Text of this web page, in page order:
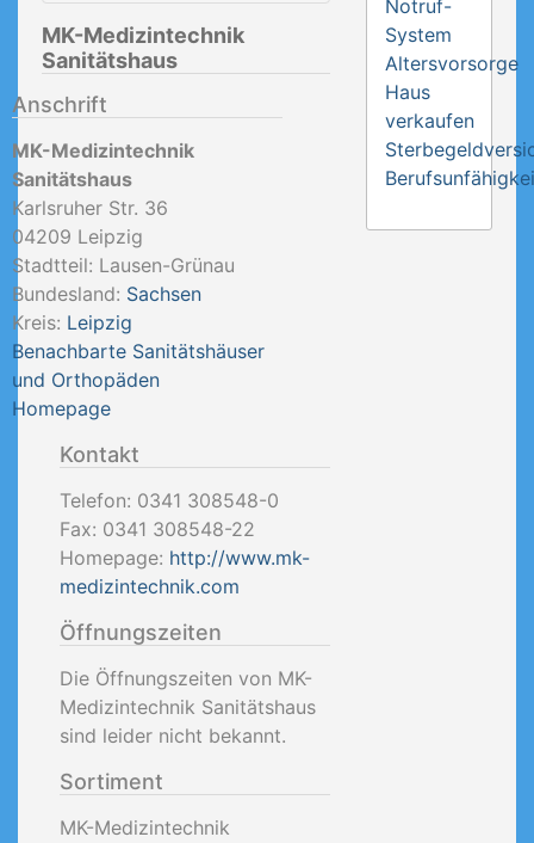
MK-Medizintechnik
Sanitätshaus
Anschrift
MK-Medizintechnik
Sanitätshaus
Karlsruher Str. 36
04209 Leipzig
Stadtteil: Lausen-Grünau
Bundesland: Sachsen
Kreis: Leipzig
Benachbarte Sanitätshäuser
und Orthopäden
Homepage
Kontakt
Telefon: 0341 308548-0
Fax: 0341 308548-22
Homepage: http://www.mk-
medizintechnik.com
Öffnungszeiten
Die Öffnungszeiten von MK-
Medizintechnik Sanitätshaus
sind leider nicht bekannt.
Sortiment
MK-Medizintechnik
Notruf-
System
Altersvorsorge
Haus
verkaufen